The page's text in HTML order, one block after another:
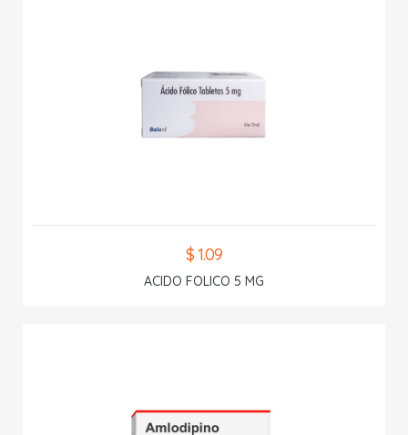
$ 1.09
ACIDO FOLICO 5 MG